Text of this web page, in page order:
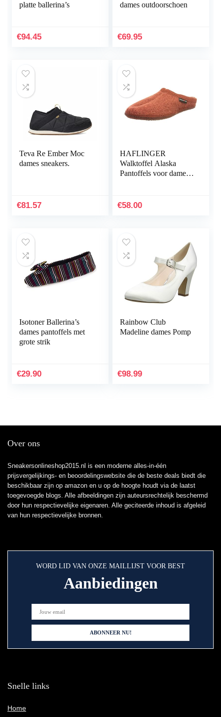
platte ballerina’s
€94.45
dames outdoorschoen
€69.95
Teva Re Ember Moc
dames sneakers.
€81.57
HAFLINGER
Walktoffel Alaska
Pantoffels voor dames,
€58.00
Isotoner Ballerina’s
dames pantoffels met
grote strik
€29.90
Rainbow Club
Madeline dames Pomp
€98.99
Over ons
Sneakersonlineshop2015.nl is een moderne alles-in-één
prijsvergelijkings- en beoordelingswebsite die de beste deals biedt die
beschikbaar zijn op amazon en u op de hoogte houdt via de laatst
toegevoegde blogs. Alle afbeeldingen zijn auteursrechtelijk beschermd
door hun respectievelijke eigenaren. Alle geciteerde inhoud is afgeleid
van hun respectievelijke bronnen.
WORD LID VAN ONZE MAILLIJST VOOR BEST
Aanbiedingen
Snelle links
Home